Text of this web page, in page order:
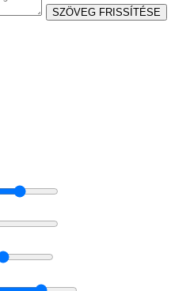
SZÖVEG FRISSÍTÉSE